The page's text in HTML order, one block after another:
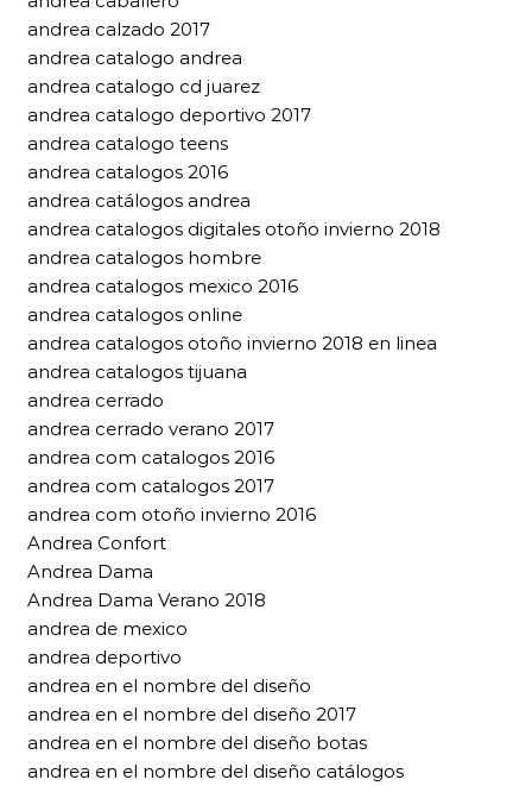
andrea calzado 2017
andrea catalogo andrea
andrea catalogo cd juarez
andrea catalogo deportivo 2017
andrea catalogo teens
andrea catalogos 2016
andrea catálogos andrea
andrea catalogos digitales otoño invierno 2018
andrea catalogos hombre
andrea catalogos mexico 2016
andrea catalogos online
andrea catalogos otoño invierno 2018 en linea
andrea catalogos tijuana
andrea cerrado
andrea cerrado verano 2017
andrea com catalogos 2016
andrea com catalogos 2017
andrea com otoño invierno 2016
Andrea Confort
Andrea Dama
Andrea Dama Verano 2018
andrea de mexico
andrea deportivo
andrea en el nombre del diseño
andrea en el nombre del diseño 2017
andrea en el nombre del diseño botas
andrea en el nombre del diseño catálogos